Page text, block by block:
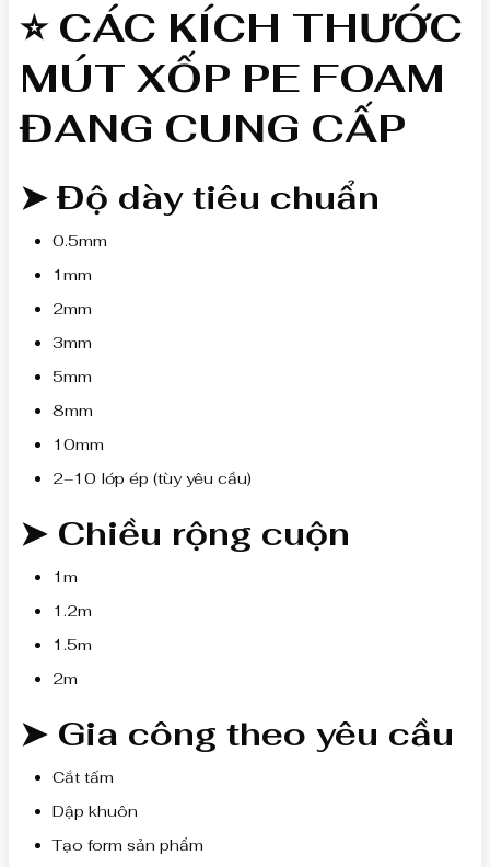
⭐ CÁC KÍCH THƯỚC
MÚT XỐP PE FOAM
ĐANG CUNG CẤP
➤ Độ dày tiêu chuẩn
0.5mm
1mm
2mm
3mm
5mm
8mm
10mm
2–10 lớp ép (tùy yêu cầu)
➤ Chiều rộng cuộn
1m
1.2m
1.5m
2m
➤ Gia công theo yêu cầu
Cắt tấm
Dập khuôn
Tạo form sản phẩm